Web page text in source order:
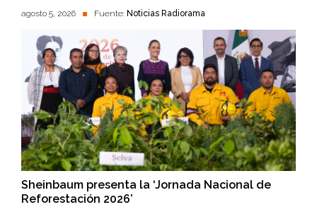
agosto 5, 2026 Fuente: Noticias Radiorama
Sheinbaum presenta la ‘Jornada Nacional de
Reforestación 2026’